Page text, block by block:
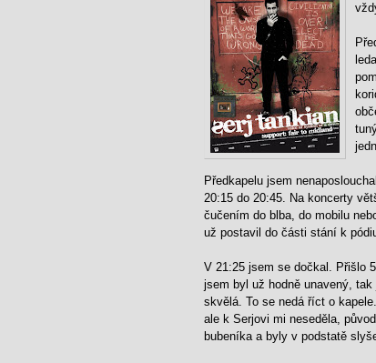
Předkapelu jsem
20:15 do 20:45. Na koncerty
čučením do blba, do mobilu
už postavil do části stání k
V 21:25 jsem se dočkal. Přišlo
jsem byl už hodně unavený,
skvělá. To se nedá říct o
ale k Serjovi mi neseděla,
bubeníka a byly v podstatě